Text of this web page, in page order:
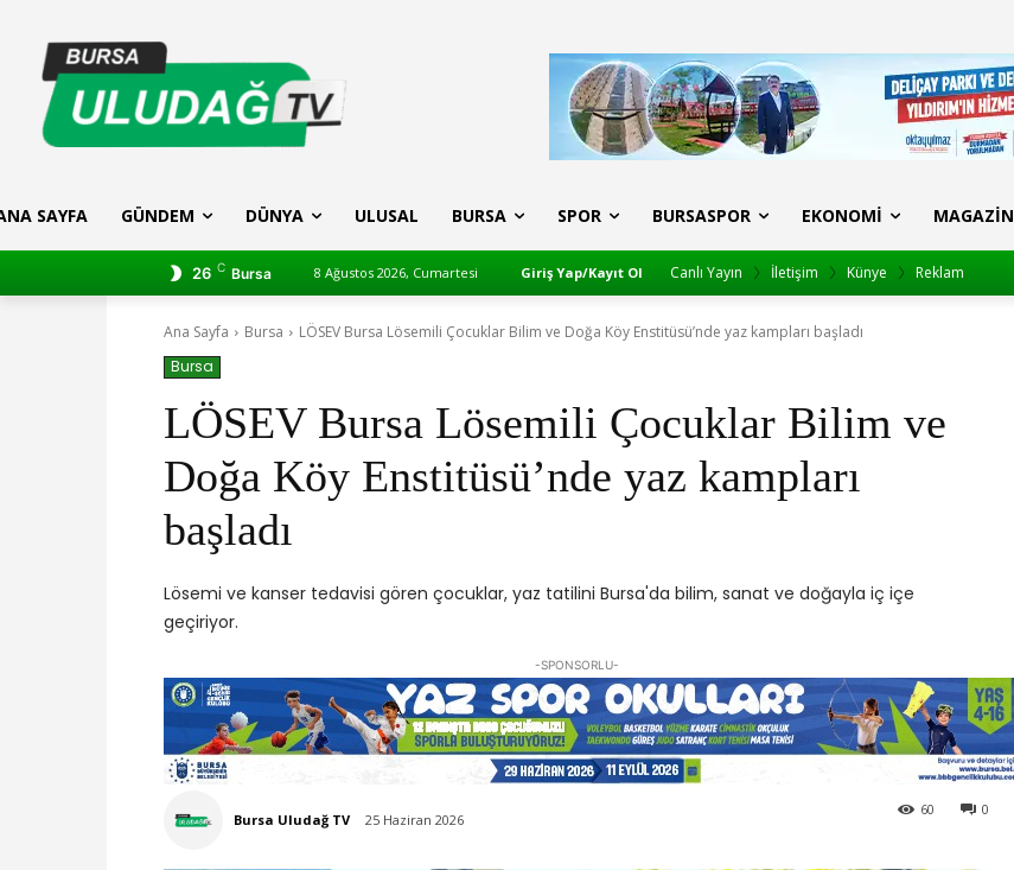
SAYFA GÜNDEM DÜNYA ULUSAL BURSA SPOR BURSASPOR EKONOMI MAGAZIN
26 C Bursa 8 Ağustos 2026, Cumartesi Giriş Yap/Kayıt Ol Canlı Yayın İletişim Künye Reklam
Ana Sayfa Bursa
LÖSEV Bursa Lösemili Çocuklar Bilim ve Doğa Köy Enstitüsü’nde yaz kampları başladı
Bursa
LÖSEV Bursa Lösemili Çocuklar Bilim ve
Doğa Köy Enstitüsü’nde yaz kampları
başladı
Lösemi ve kanser tedavisi gören çocuklar, yaz tatilini Bursa'da bilim, sanat ve doğayla iç içe
geçiriyor.
-SPONSORLU-
Bursa Uludağ TV 25 Haziran 2026
0
60